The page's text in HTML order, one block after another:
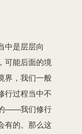
中是层层向
可能后面的境
界，我们一般
行过程当中不
——我们修行
有的。那么这